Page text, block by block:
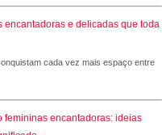
encantadoras e delicadas que toda
cada vez mais espaço entre
femininas encantadoras: ideias